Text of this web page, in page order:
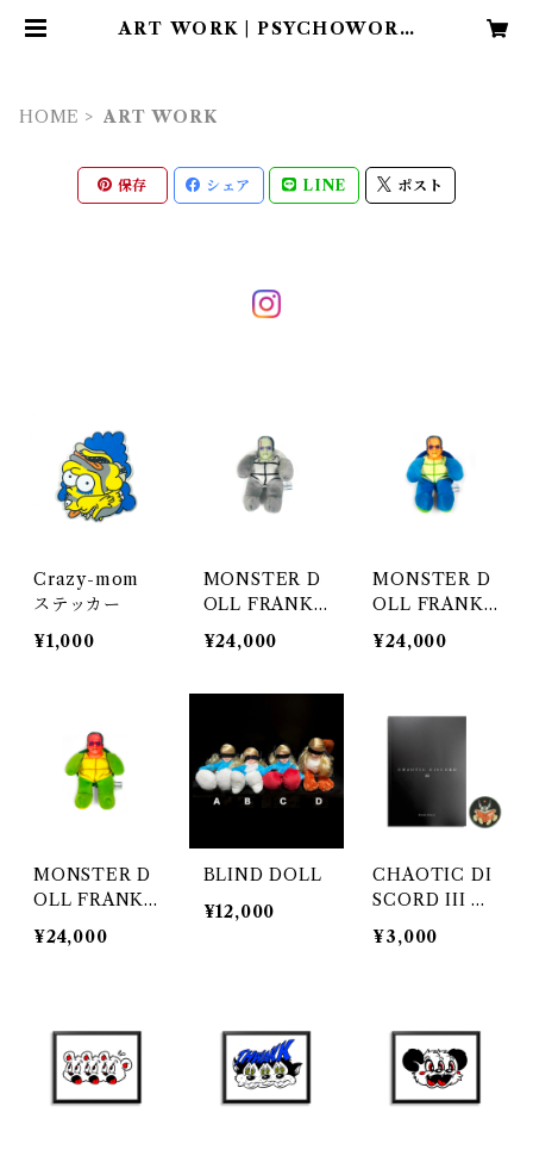
ART WORK | PSYCHOWORK
HOME ART WORK
保存 シェア LINE ポスト
Crazy-mom
ステッカー
¥1,000
MONSTER D
OLL FRANKE
N-TURTLE G
rayGreen
¥24,000
MONSTER D
OLL FRANKE
N-TURTLE N
eonOrange
¥24,000
MONSTER D
OLL FRANKE
N-TURTLE Fi
rePink
¥24,000
BLIND DOLL
¥12,000
CHAOTIC DI
SCORD III 作
品集
¥3,000